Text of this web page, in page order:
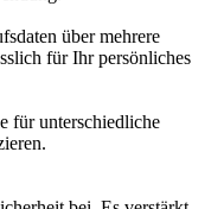
über mehrere
für Ihr persönliches
für unterschiedliche